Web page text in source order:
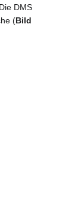
DMS
(Bild